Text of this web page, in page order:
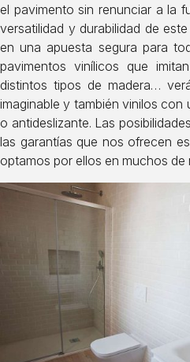
el pavimento sin renunciar a la
versatilidad y durabilidad de
en una apuesta segura para
pavimentos vinílicos que
distintos tipos de madera…
imaginable y también vinilos con
o antideslizante. Las
las garantías que nos ofrecen
optamos por ellos en muchos